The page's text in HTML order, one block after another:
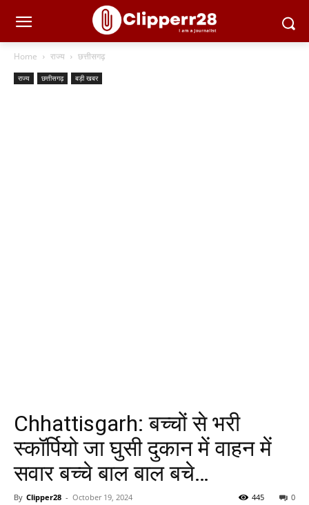
Home राज्य छत्तीसगढ़
राज्य छत्तीसगढ़ बड़ी खबर
Chhattisgarh: बच्चों से भरी
स्कॉर्पियो जा घुसी दुकान में वाहन में
सवार बच्चे बाल बाल बचे…
By Clipper28 - October 19, 2024 0
445